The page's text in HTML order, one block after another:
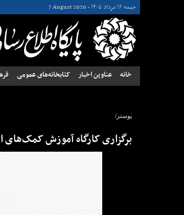
جمعه ۱۶ مرداد ۱۴۰۵ - 7 August 2026
خانه عناوین اخبار کتابخانه‌های عمومی
پوستر/
برگزاری کارگاه آموزش کمک‌های